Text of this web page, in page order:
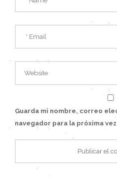
Guarda mi nombre, correo
navegador para la próxima